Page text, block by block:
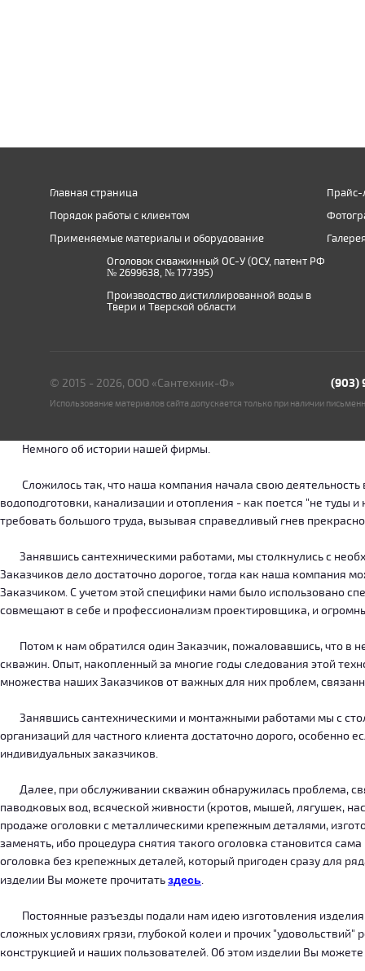
Главная страница
Порядок работы с клиентом
Применяемые материалы и оборудование
Прайс-
Оголовок скважинный ОС-У (ОСУ, патент РФ
№ 2699638, № 177395)
Производство дистиллированной воды в
Твери и Тверской области
© 2015 - 2026, ООО «Сантехник-Ф» (903)
Использование материалов сайта допускается только при наличии
Немного об истории нашей фирмы.
Сложилось так, что наша компания начала свою деятельность
водоподготовки, канализации и отопления - как поется "не
требовать большого труда, вызывая справедливый гнев
Занявшись сантехническими работами, мы столкнулись с
Заказчиков дело достаточно дорогое, тогда как наша компания
Заказчиком. С учетом этой специфики нами было использовано
совмещают в себе и профессионализм проектировщика, и
Потом к нам обратился один Заказчик, пожаловавшись, что в
скважин. Опыт, накопленный за многие годы следования этой
множества наших Заказчиков от важных для них проблем,
Занявшись сантехническими и монтажными работами мы с
организаций для частного клиента достаточно дорого, особенно
индивидуальных заказчиков.
Далее, при обслуживании скважин обнаружилась проблема,
паводковых вод, всяческой живности (кротов, мышей, лягушек,
продаже оголовки с металлическими крепежным деталями,
заменять, ибо процедура снятия такого оголовка становится
оголовка без крепежных деталей, который пригоден сразу для
изделии Вы можете прочитатьздесь.
Постоянные разъезды подали нам идею изготовления
сложных условиях грязи, глубокой колеи и прочих
конструкцией и наших пользователей. Об этом изделии Вы